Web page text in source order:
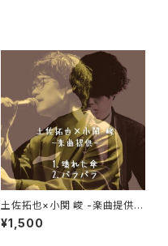
土佐拓也×小関 峻 -楽曲提供-
[CD]
¥1,500